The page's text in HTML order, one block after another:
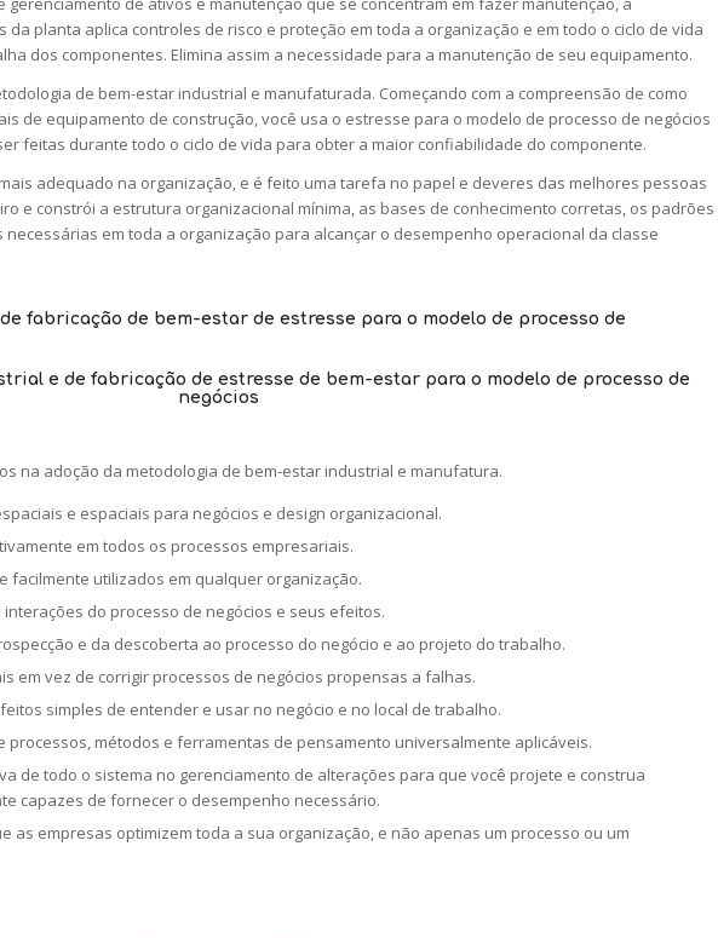
da planta aplica controles de risco e proteção em toda a organização e em todo o ciclo de vida
dos componentes. Elimina assim a necessidade para a manutenção de seu equipamento.
de bem-estar industrial e manufaturada. Começando com a compreensão de como
de equipamento de construção, você usa o estresse para o modelo de processo de negócios
feitas durante todo o ciclo de vida para obter a maior confiabilidade do componente.
adequado na organização, e é feito uma tarefa no papel e deveres das melhores pessoas
e constrói a estrutura organizacional mínima, as bases de conhecimento corretas, os padrões
em toda a organização para alcançar o desempenho operacional da classe
e de fabricação de estresse de bem-estar para o modelo de processo de
negócios
na adoção da metodologia de bem-estar industrial e manufatura.
e espaciais para negócios e design organizacional.
em todos os processos empresariais.
facilmente utilizados em qualquer organização.
do processo de negócios e seus efeitos.
e da descoberta ao processo do negócio e ao projeto do trabalho.
em vez de corrigir processos de negócios propensas a falhas.
simples de entender e usar no negócio e no local de trabalho.
processos, métodos e ferramentas de pensamento universalmente aplicáveis.
de todo o sistema no gerenciamento de alterações para que você projete e construa
capazes de fornecer o desempenho necessário.
as empresas optimizem toda a sua organização, e não apenas um processo ou um